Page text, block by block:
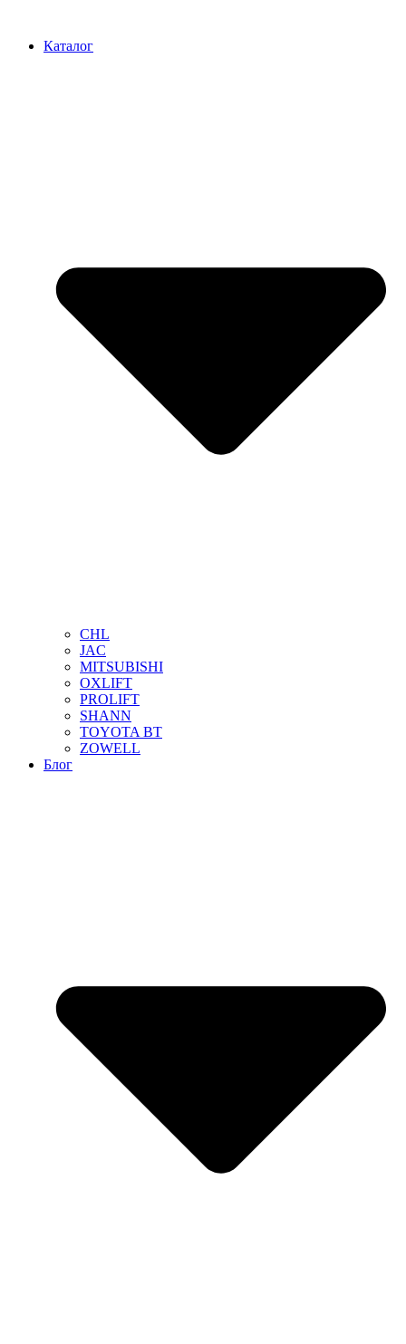
содержимому
Каталог
CHL
JAC
MITSUBISHI
OXLIFT
PROLIFT
SHANN
TOYOTA BT
ZOWELL
Блог